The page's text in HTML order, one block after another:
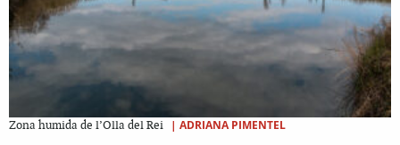
Zona humida de l’Olla del Rei | ADRIANA PIMENTEL